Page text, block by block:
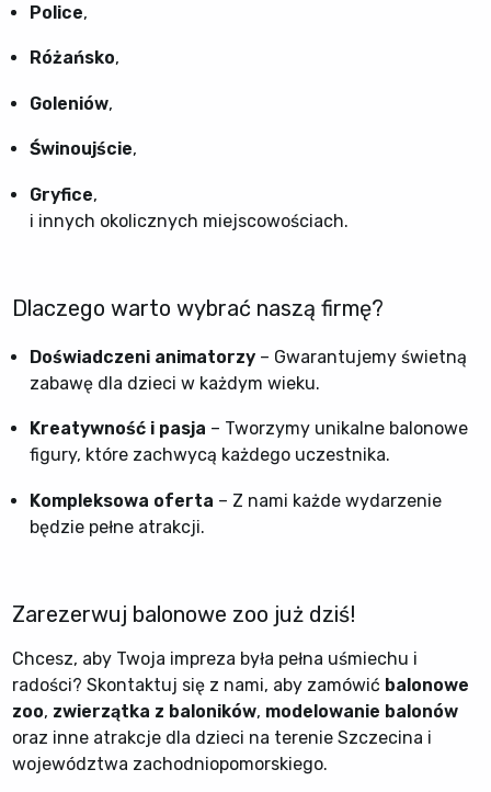
Police,
Różańsko,
Goleniów,
Świnoujście,
Gryfice,
i innych okolicznych miejscowościach.
Dlaczego warto wybrać naszą firmę?
Doświadczeni animatorzy – Gwarantujemy świetną
zabawę dla dzieci w każdym wieku.
Kreatywność i pasja – Tworzymy unikalne balonowe
figury, które zachwycą każdego uczestnika.
Kompleksowa oferta – Z nami każde wydarzenie
będzie pełne atrakcji.
Zarezerwuj balonowe zoo już dziś!
Chcesz, aby Twoja impreza była pełna uśmiechu i
radości? Skontaktuj się z nami, aby zamówić balonowe
zoo, zwierzątka z baloników, modelowanie balonów
oraz inne atrakcje dla dzieci na terenie Szczecina i
województwa zachodniopomorskiego.